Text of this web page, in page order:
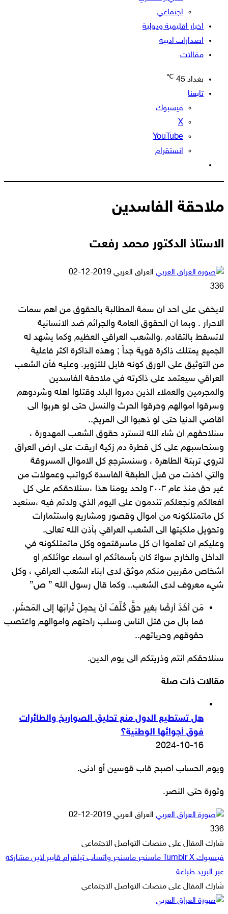
اجتماعي
اخبار اقليمية ودولية
اصدارات ادبية
مقالات
بغداد 45
℃
تابعنا
فيسبوك
‫X
‫YouTube
انستقرام
المظلم
ملاحقة الفاسدين
الاستاذ الدكتور محمد رفعت
العراق العربي أرسل
2019-12-02
336
لايخفى على احد ان سمة المطالبة بالحقوق من اهم سمات
الاحرار . وبما ان الحقوق العامة والجرائم ضد الانسانية
لاتسقط بالتقادم .والشعب العراقي العظيم وكما يشهد له
الجميع يمتلك ذاكرة قوية جداً ; وهذه الذاكرة اكثر فاعلية
من التوثيق على الورق كونه قابل للتزوير. وعليه فأن الشعب
العراقي سيعتمد على ذاكرته في ملاحقة الفاسدين
والمجرمين والعملاء الذين دمروا البلد وقتلوا اهله وشردوهم
وسرقوا اموالهم وحرقوا الحرث والنسل حتى لو هربوا الى
اقاصي الدنيا حتى لو ذهبوا الى المريخ..
سنلاحقهم ان شاء الله لنسترد حقوق الشعب المهدورة ،
وسنحاسبهم على كل قطرة دم زكية اريقت على ارض العراق
لتروي تربتة الطاهرة ، وسنسترجع كل الاموال المسروقة
والتي اخذت من قبل الطبقة الفاسدة كرواتب وعمولات من
غير حق منذ عام ٢٠٠٣ ولحد يومنا هذا ،سنلاحقكم على كل
افعالكم ونجعلكم تندمون على اليوم الذي ولدتم فيه ،سنعيد
كل ماتمتلكونه من اموال وقصور ومشاريع واستثمارات
وتحويل ملكيتها الى الشعب العراقي بأذن الله تعالى.
وعليكم ان تعلموا ان كل ماسرقتموه وكل ماتمتلكونه في
الداخل والخارح سواءً كان بأسمائكم او اسماء عوائلكم او
اشخاص مقربين منكم موثق لدى ابناء الشعب العراقي ، وكل
شيء معروف لدى الشعب.. وكما قال رسول الله ” ص”
مَن أخَذَ أرضًا بغيرِ حقٍّ كُلِّفَ أنْ يحمِلَ تُرابَها إلى المَحشَرِ.
فما بال من قتل الناس وسلب راحتهم واموالهم واغتصب
حقوقهم وحرياتهم..
سنلاحقكم انتم وذريتكم الى يوم الدين.
مقالات ذات صلة
هل تستطيع الدول منع تحليق الصواريخ والطائرات
فوق أجوائها الوطنية؟
2024-10-16
ويوم الحساب اصبح قاب قوسين أو ادنى.
وثورة حتى النصر.
العراق العربي أرسل
إلكترونيا
2019-12-02
336
شارك المقال على منصات التواصل الاجتماعي
فيسبوك ‫X ماسنجر ماسنجر واتساب تيلقرام ڤايبر لاين مشاركة
عبر البريد طباعة
شارك المقال على منصات التواصل الاجتماعي
فيسبوك
‫X
ماسنجر
ماسنجر
واتساب
تيلقرام
ڤايبر
لاين
مشاركة
طباعة